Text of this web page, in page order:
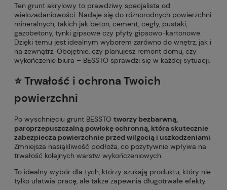
Ten grunt akrylowy to prawdziwy specjalista od
wielozadaniowości. Nadaje się do różnorodnych powierzchni
mineralnych, takich jak beton, cement, cegły, pustaki,
gazobetony, tynki gipsowe czy płyty gipsowo-kartonowe.
Dzięki temu jest idealnym wyborem zarówno do wnętrz, jak i
na zewnątrz. Obojętnie, czy planujesz remont domu, czy
wykończenie biura – BESSTO sprawdzi się w każdej sytuacji.
⭐️ Trwałość i ochrona Twoich
powierzchni
Po wyschnięciu grunt BESSTO tworzy bezbarwną,
paroprzepuszczalną powłokę ochronną, która skutecznie
zabezpiecza powierzchnie przed wilgocią i uszkodzeniami.
Zmniejsza nasiąkliwość podłoża, co pozytywnie wpływa na
trwałość kolejnych warstw wykończeniowych.
To idealny wybór dla tych, którzy szukają produktu, który nie
tylko ułatwia pracę, ale także zapewnia długotrwałe efekty.